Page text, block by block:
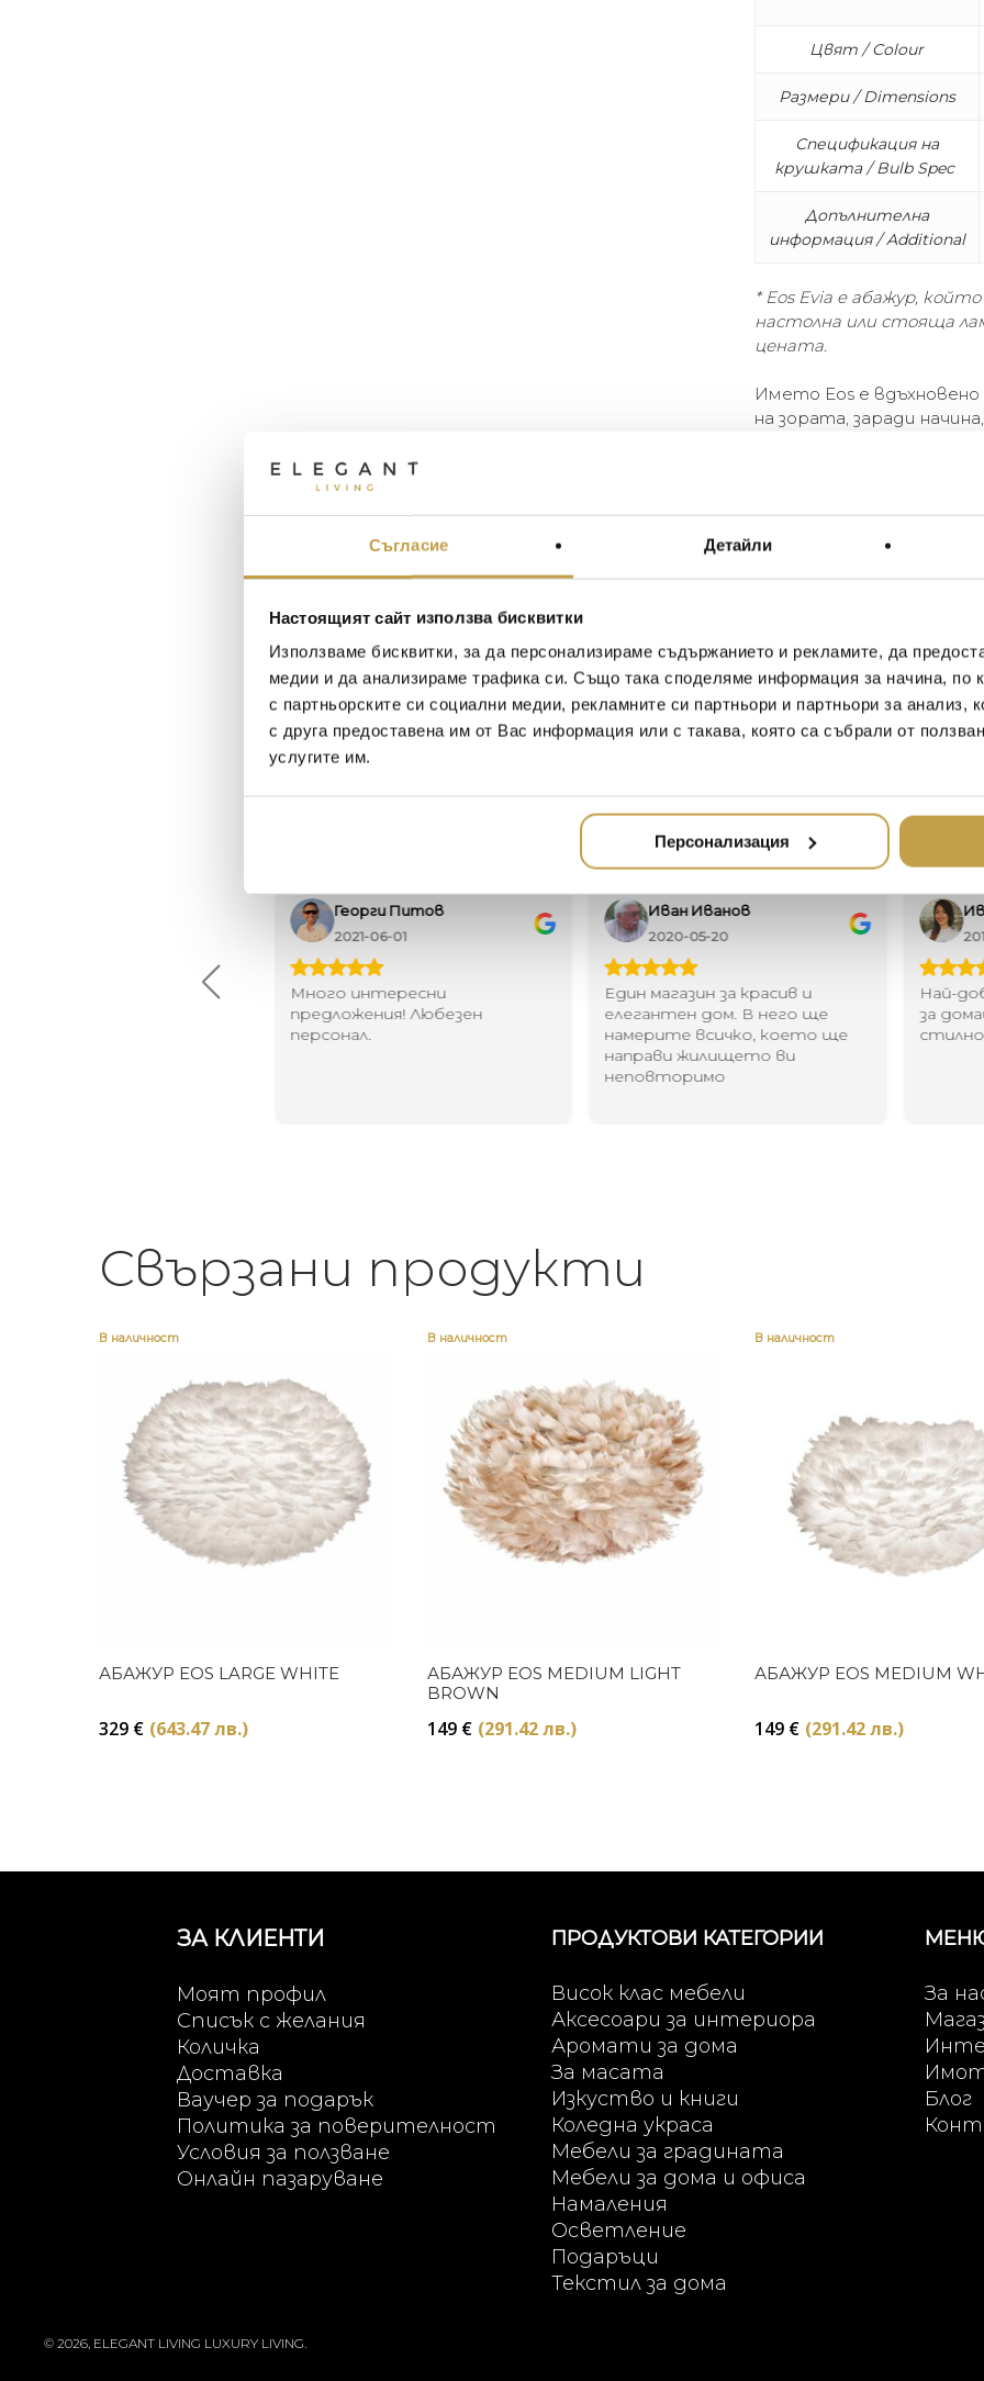
Съгласие Детайли
Настоящият сайт използва бисквитки
Използваме бисквитки, за да персонализираме съдържанието и рекламите, да
медии и да анализираме трафика си. Също така споделяме информация за начина, по
с партньорските си социални медии, рекламните си партньори и партньори за анализ,
с друга предоставена им от Вас информация или с такава, която са събрали от
услугите им.
Персонализация
Цвят / Colour
Размери / Dimensions
Спецификация на
крушката / Bulb Spec
Допълнителна
информация / Additional
* Eos Evia e aбажур,
настолна или стояща
цената.
Името Eos е
на зората, заради
облаци в небето. Двете
предлага в бяло, в два
в комбинации от
невероятни облаци на
пчелен кошер, Evia е
неустоима
вниманието, висящ като
The name Eos originates
dawn, referencing how the
the two new shapes are no
two different sizes and can
different sizes and shapes
Resembling the shape of
piece with an irresistible
of attention hanging as a
Георги Питов
2021-06-01
Много интересни
предложения! Любезен
персонал.
Иван Иванов
2020-05-20
Един магазин за красив и
елегантен дом. В него ще
намерите всичко, което ще
направи жилището ви
неповторимо
Най-
за
стилно
Свързани продукти
В наличност
Купи
АБАЖУР EOS LARGE WHITE
329 € (643.47 лв.)
В наличност
Купи
АБАЖУР EOS MEDIUM LIGHT
BROWN
149 € (291.42 лв.)
В наличност
Купи
АБАЖУР EOS MEDIUM
149 € (291.42 лв.)
ЗА КЛИЕНТИ
Моят профил
Списък с желания
Количка
Доставка
Ваучер за подарък
Политика за поверителност
Условия за ползване
Онлайн пазаруване
ПРОДУКТОВИ КАТЕГОРИИ
Висок клас мебели
Аксесоари за интериора
Аромати за дома
За масата
Изкуство и книги
Коледна украса
Мебели за градината
Мебели за дома и офиса
Намаления
Осветление
Подаръци
Текстил за дома
За
Блог
© 2026, ELEGANT LIVING LUXURY LIVING.